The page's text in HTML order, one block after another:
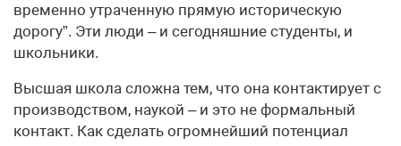
временно утраченную прямую историческую
дорогу”. Эти люди – и сегодняшние студенты, и
школьники.
Высшая школа сложна тем, что она контактирует с
производством, наукой – и это не формальный
контакт. Как сделать огромнейший потенциал